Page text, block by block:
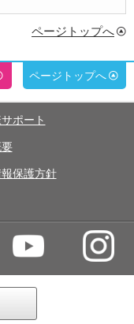
ページトップへ
ページトップへ
ポート
保護方針